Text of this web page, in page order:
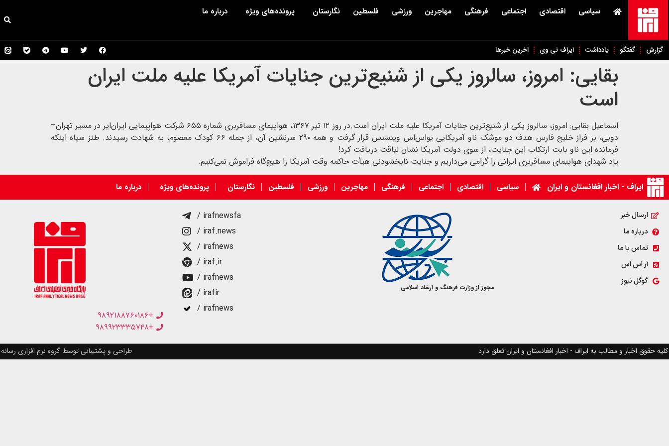
سیاسی اقتصادی اجتماعی فرهنگی مهاجرین ورزشی فلسطین نگارستان پرونده‌های ویژه درباره ما
گزارش گفتگو یادداشت ایراف تی وی آخرین خبرها
بقایی: امروز، سالروز یکی از شنیع‌ترین جنایات آمریکا علیه ملت ایران
است
اسماعیل بقایی: امروز، سالروز یکی از شنیع‌ترین جنایات آمریکا علیه ملت ایران است.در روز ۱۲ تیر ۱۳۶۷، هواپیمای مسافربری شماره ۶۵۵ شرکت هواپیمایی ایران‌ایر در مسیر تهران–
دوبی، بر فراز خلیج فارس هدف دو موشک ناو آمریکایی یو‌اس‌اس وینسنس قرار گرفت و همه ۲۹۰ سرنشین آن، از جمله ۶۶ کودک معصوم، به شهادت رسیدند. طنز سیاه اینکه
فرمانده این ناو بابت ارتکاب این جنایت، از سوی دولت آمریکا نشان لیاقت دریافت کرد!
یاد شهدای هواپیمای مسافربری ایرانی را گرامی می‌داریم و جنایت نابخشودنی هیأت حاکمه وقت آمریکا را هیچ‌گاه فراموش نمی‌کنیم.
ایراف - اخبار افغانستان و ایران سیاسی اقتصادی اجتماعی فرهنگی مهاجرین ورزشی فلسطین نگارستان پرونده‌های ویژه درباره ما
ارسال خبر
درباره ما
تماس با ما
آر اس اس
گوگل نیوز
مجوز از وزارت فرهنگ و ارشاد اسلامی
/ irafnewsfa
/ iraf.news
/ irafnews
/ iraf.ir
/ irafnews
/ irafir
/ irafnews
+۹۸۹۲۱۸۸۷۶۰۱۸۶
+۹۸۹۹۲۳۳۳۵۷۴۸
کلیه حقوق اخبار و مطالب به ایراف - اخبار افغانستان و ایران تعلق دارد طراحی و پشتیبانی توسط گروه نرم افزاری رسانه